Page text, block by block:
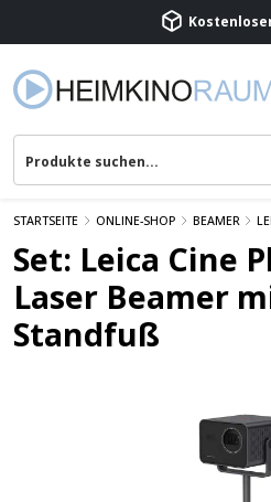
Beratung
STARTSEITE ONLINE-SHOP BEAMER
Set: Leica Cine
Laser Beamer
Standfuß